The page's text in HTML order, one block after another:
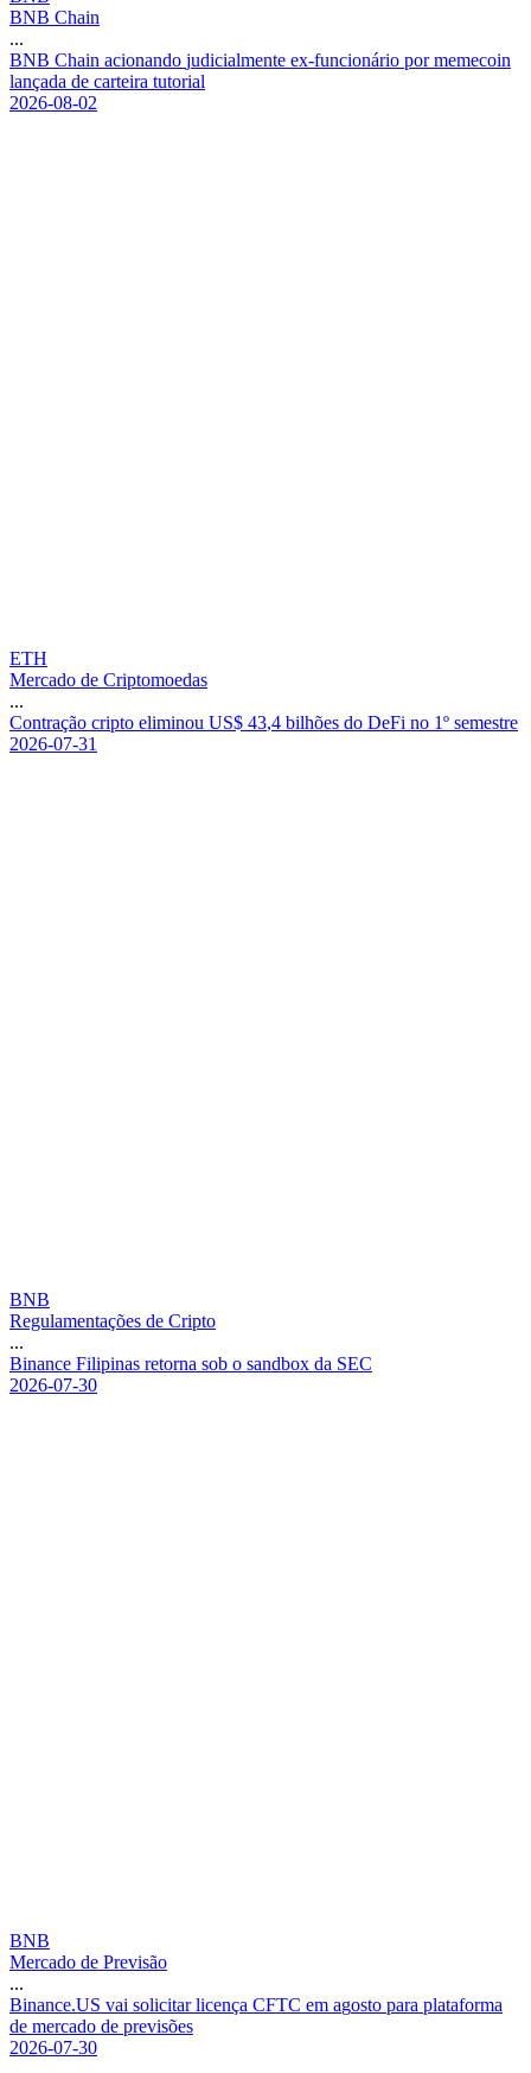
BNB Chain
...
BNB Chain acionando judicialmente ex-funcionário por memecoin
lançada de carteira tutorial
2026-08-02
ETH
Mercado de Criptomoedas
...
Contração cripto eliminou US$ 43,4 bilhões do DeFi no 1º semestre
2026-07-31
BNB
Regulamentações de Cripto
...
Binance Filipinas retorna sob o sandbox da SEC
2026-07-30
BNB
Mercado de Previsão
...
Binance.US vai solicitar licença CFTC em agosto para plataforma
de mercado de previsões
2026-07-30